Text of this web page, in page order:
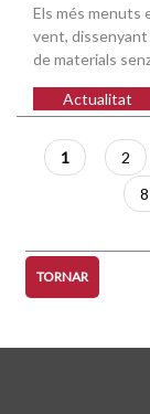
Els més menuts
vent,
de materials
Actualitat
Paginació
Pàgina
actual
1 2
8
TORNAR